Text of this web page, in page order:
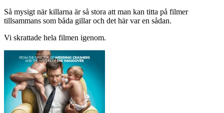
Så mysigt när killarna är så stora att man kan titta på filmer
tillsammans som båda gillar och det här var en sådan.
Vi skrattade hela filmen igenom.